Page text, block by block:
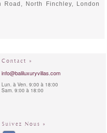
Road, North Finchley,
London
Contact »
info@baliluxuryvillas.com
Lun. à Ven. 9:00 à 18:00
Sam. 9:00 à 18:00
Suivez Nous »